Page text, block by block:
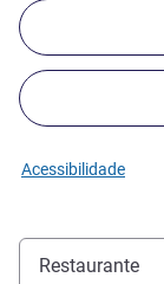
Acessibilidade
Restaurante